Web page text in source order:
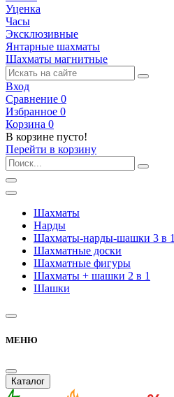
Уценка
Часы
Эксклюзивные
Янтарные шахматы
Шахматы магнитные
Вход
Сравнение 0
Избранное 0
Корзина 0
В корзине пусто!
Перейти в корзину
Шахматы
Нарды
Шахматы-нарды-шашки 3 в 1
Шахматные доски
Шахматные фигуры
Шахматы + шашки 2 в 1
Шашки
МЕНЮ
Каталог